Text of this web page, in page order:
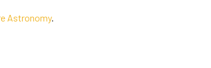
Astronomy.